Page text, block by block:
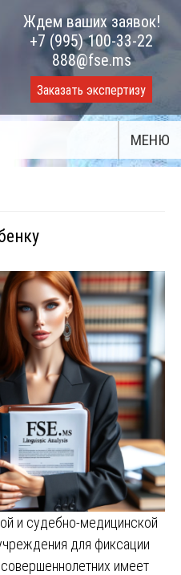
Ждем ваших заявок!
+7 (995) 100-33-22
888@fse.ms
Заказать экспертизу
МЕНЮ
и судебно-медицинской
для фиксации
имеет